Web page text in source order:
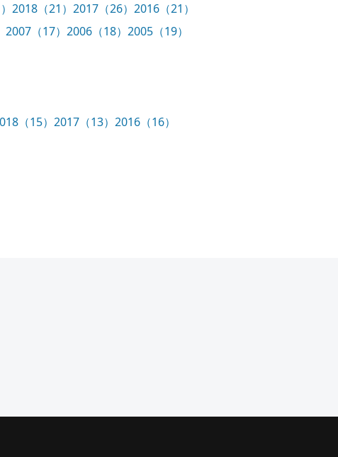
2018（21） 2017（26） 2016（21）
2007（17） 2006（18） 2005（19）
（15） 2017（13） 2016（16）